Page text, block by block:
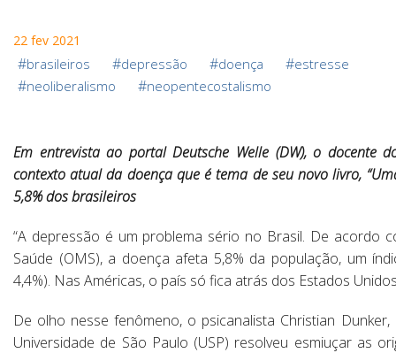
22 fev 2021
#brasileiros #depressão #doença #estresse
#neoliberalismo #neopentecostalismo
Em entrevista ao portal Deutsche Welle (DW), o docente
contexto atual da doença que é tema de seu novo livro,
5,8% dos brasileiros
“A depressão é um problema sério no Brasil. De acordo
Saúde (OMS), a doença afeta 5,8% da população, um
4,4%). Nas Américas, o país só fica atrás dos Estados
De olho nesse fenômeno, o psicanalista Christian
Universidade de São Paulo (USP) resolveu esmiuçar as